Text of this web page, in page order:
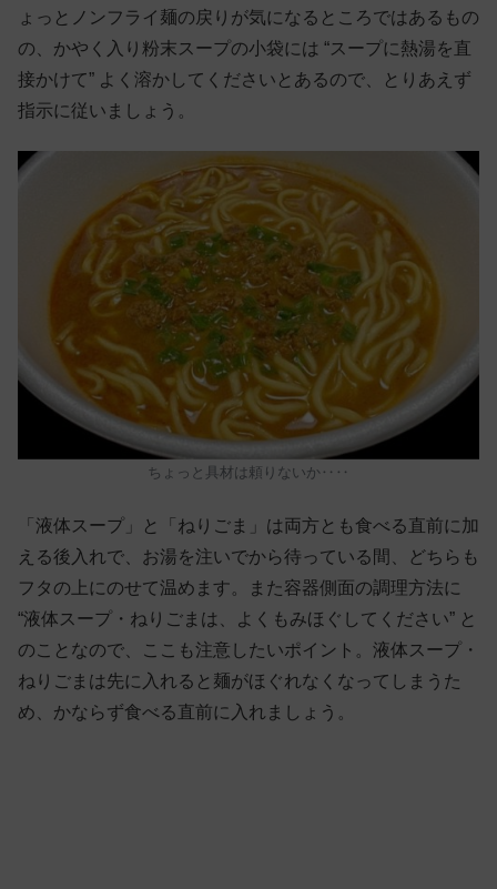
ょっとノンフライ麺の戻りが気になるところではあるもの
の、かやく入り粉末スープの小袋には “スープに熱湯を直
接かけて” よく溶かしてくださいとあるので、とりあえず
指示に従いましょう。
ちょっと具材は頼りないか‥‥
「液体スープ」と「ねりごま」は両方とも食べる直前に加
える後入れで、お湯を注いでから待っている間、どちらも
フタの上にのせて温めます。また容器側面の調理方法に
“液体スープ・ねりごまは、よくもみほぐしてください” と
のことなので、ここも注意したいポイント。液体スープ・
ねりごまは先に入れると麺がほぐれなくなってしまうた
め、かならず食べる直前に入れましょう。